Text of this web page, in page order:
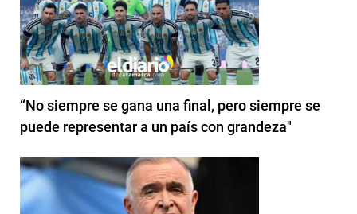
“No siempre se gana una final, pero siempre se
puede representar a un país con grandeza"